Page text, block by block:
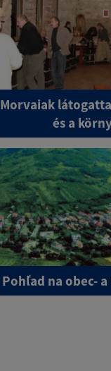
Morvaiak
és a
Pohľad na obec-